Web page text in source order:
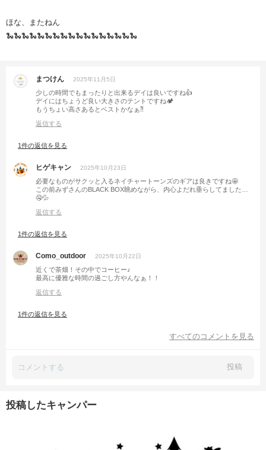
ほな、またねん
🐍🐍🐍🐍🐍🐍🐍🐍🐍🐍🐍🐍🐍🐍🐍🐍🐍
まつけん 2025年11月5日
少しの時間でもまったりと出来るデイは良いですね👍
デイにはちょうど良い大きさのテントですね🏕️
もうちょい高さあるとベストかなぁ⁈
返信する
1件の返信を見る
ヒゲキャン 2025年10月23日
必要なものがサクッと入るネイチャートーンズのギアは良きですね🤩
この前みずさんのBLACK BOX眺めながら、内心よだれ垂らしてました…
🤤💦
返信する
1件の返信を見る
Como_outdoor 2025年10月22日
近くで茶畑！その中でコーヒー♪
最高に優雅な時間の過ごし方やんなぁ！！
返信する
1件の返信を見る
すべてのコメントを見る
投稿
投稿したキャンパー